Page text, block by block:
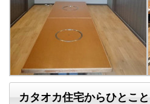
カタオカ住宅からひとこと